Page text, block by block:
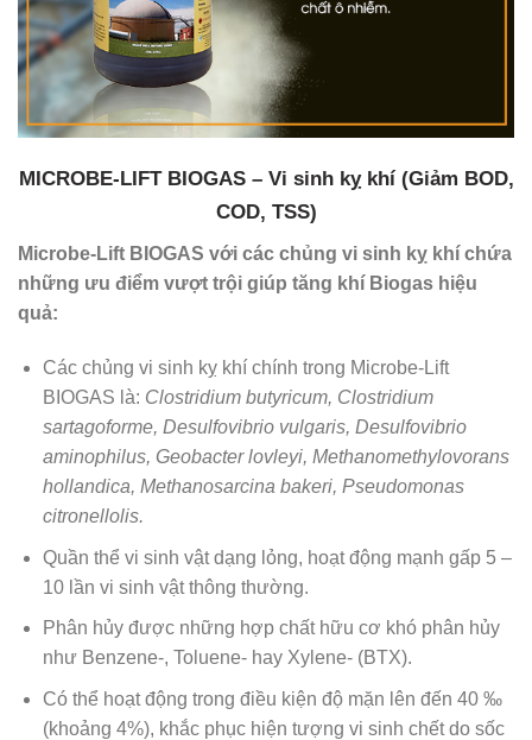
MICROBE-LIFT BIOGAS – Vi sinh kỵ khí (Giảm BOD,
COD, TSS)
Microbe-Lift BIOGAS với các chủng vi sinh kỵ khí chứa
những ưu điểm vượt trội giúp tăng khí Biogas hiệu
quả:
Các chủng vi sinh kỵ khí chính trong Microbe-Lift
BIOGAS là: Clostridium butyricum, Clostridium
sartagoforme, Desulfovibrio vulgaris, Desulfovibrio
aminophilus, Geobacter lovleyi, Methanomethylovorans
hollandica, Methanosarcina bakeri, Pseudomonas
citronellolis.
Quần thể vi sinh vật dạng lỏng, hoạt động mạnh gấp 5 –
10 lần vi sinh vật thông thường.
Phân hủy được những hợp chất hữu cơ khó phân hủy
như Benzene-, Toluene- hay Xylene- (BTX).
Có thể hoạt động trong điều kiện độ mặn lên đến 40 ‰
(khoảng 4%), khắc phục hiện tượng vi sinh chết do sốc